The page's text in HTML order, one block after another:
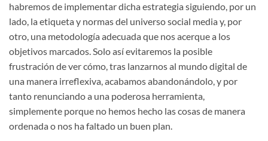
habremos de implementar dicha estrategia siguiendo, por un
lado, la etiqueta y normas del universo social media y, por
otro, una metodología adecuada que nos acerque a los
objetivos marcados. Solo así evitaremos la posible
frustración de ver cómo, tras lanzarnos al mundo digital de
una manera irreflexiva, acabamos abandonándolo, y por
tanto renunciando a una poderosa herramienta,
simplemente porque no hemos hecho las cosas de manera
ordenada o nos ha faltado un buen plan.